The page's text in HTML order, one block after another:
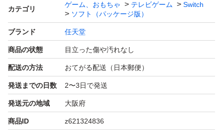
カテゴリ
ゲーム、おもちゃ テレビゲーム
Switch
ソフト（パッケージ版）
ブランド 任天堂
商品の状態 目立った傷や汚れなし
配送の方法 おてがる配送（日本郵便）
発送までの日数 2〜3日で発送
発送元の地域 大阪府
商品ID z621324836